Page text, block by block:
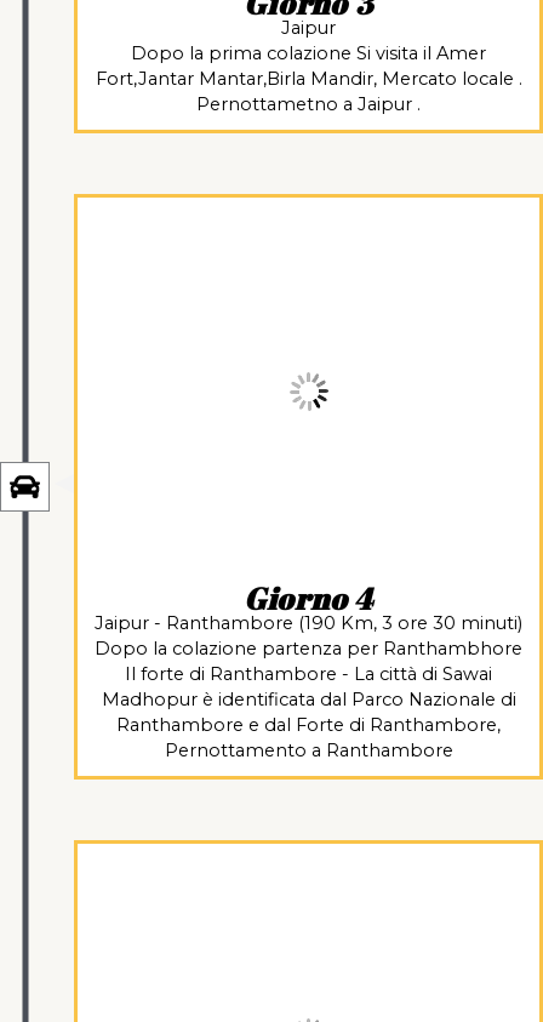
Jaipur
Dopo la prima colazione Si visita il Amer
Fort,Jantar Mantar,Birla Mandir, Mercato locale .
Pernottametno a Jaipur .
Giorno 4
Jaipur - Ranthambore (190 Km, 3 ore 30 minuti)
Dopo la colazione partenza per Ranthambhore
Il forte di Ranthambore - La città di Sawai
Madhopur è identificata dal Parco Nazionale di
Ranthambore e dal Forte di Ranthambore,
Pernottamento a Ranthambore